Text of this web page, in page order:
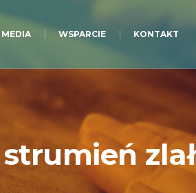
MEDIA WSPARCIE KONTAKT
zlał